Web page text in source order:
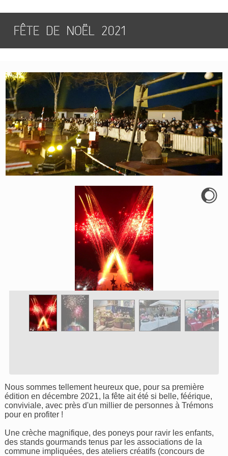
FÊTE DE NOËL 2021
Nous sommes tellement heureux que, pour sa première
édition en décembre 2021, la fête ait été si belle, féérique,
conviviale, avec près d'un millier de personnes à Trémons
pour en profiter !
Une crèche magnifique, des poneys pour ravir les enfants,
des stands gourmands tenus par les associations de la
commune impliquées, des ateliers créatifs (concours de